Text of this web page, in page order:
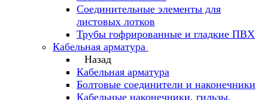
Соединительные элементы для
листовых лотков
Трубы гофрированные и гладкие ПВХ
Кабельная арматура
Назад
Кабельная арматура
Болтовые соединители и наконечники
Кабельные наконечники, гильзы,